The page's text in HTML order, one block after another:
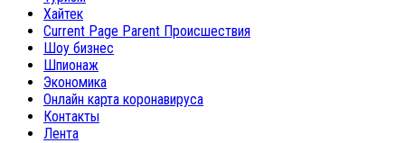
Хайтек
Current Page Parent Происшествия
Шоу бизнес
Шпионаж
Экономика
Онлайн карта коронавируса
Контакты
Лента